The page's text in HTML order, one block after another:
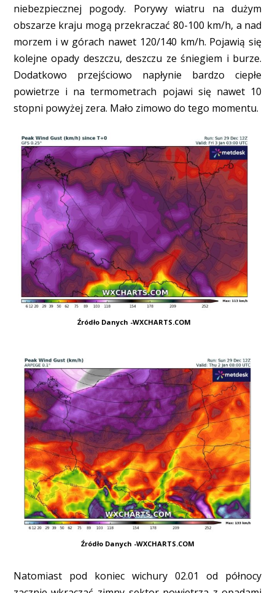
niebezpiecznej pogody. Porywy wiatru na dużym
obszarze kraju mogą przekraczać 80-100 km/h, a nad
morzem i w górach nawet 120/140 km/h. Pojawią się
kolejne opady deszczu, deszczu ze śniegiem i burze.
Dodatkowo przejściowo napłynie bardzo ciepłe
powietrze i na termometrach pojawi się nawet 10
stopni powyżej zera. Mało zimowo do tego momentu.
Źródło Danych -WXCHARTS.COM
Źródło Danych -WXCHARTS.COM
Natomiast pod koniec wichury 02.01 od północy